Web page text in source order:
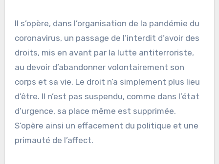
Il s’opère, dans l’organisation de la pandémie du
coronavirus, un passage de l’interdit d’avoir des
droits, mis en avant par la lutte antiterroriste,
au devoir d’abandonner volontairement son
corps et sa vie. Le droit n’a simplement plus lieu
d’être. Il n’est pas suspendu, comme dans l’état
d’urgence, sa place même est supprimée.
S’opère ainsi un effacement du politique et une
primauté de l’affect.